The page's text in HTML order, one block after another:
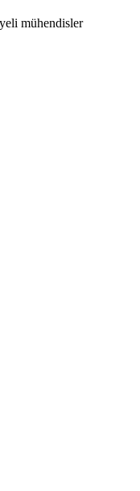
mühendisler